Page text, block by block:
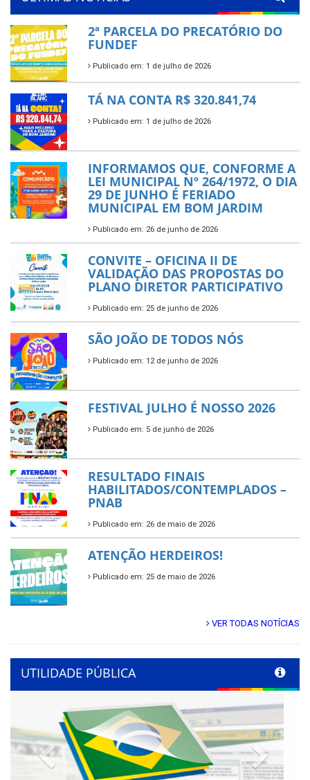
2ª PARCELA DO PRECATÓRIO DO
FUNDEF
Publicado em: 1 de julho de 2026
TÁ NA CONTA R$ 320.841,74
Publicado em: 1 de julho de 2026
INFORMAMOS QUE, CONFORME A
LEI MUNICIPAL Nº 264/1972, O DIA
29 DE JUNHO É FERIADO
MUNICIPAL EM BOM JARDIM
Publicado em: 26 de junho de 2026
CONVITE – OFICINA II DE
VALIDAÇÃO DAS PROPOSTAS DO
PLANO DIRETOR PARTICIPATIVO
Publicado em: 25 de junho de 2026
SÃO JOÃO DE TODOS NÓS
Publicado em: 12 de junho de 2026
FESTIVAL JULHO É NOSSO 2026
Publicado em: 5 de junho de 2026
RESULTADO FINAIS
HABILITADOS/CONTEMPLADOS –
PNAB
Publicado em: 26 de maio de 2026
ATENÇÃO HERDEIROS!
Publicado em: 25 de maio de 2026
VER TODAS NOTÍCIAS
UTILIDADE PÚBLICA
Previous